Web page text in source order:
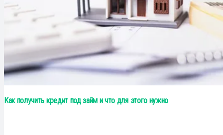
Как получить кредит под займ и что для этого нужно